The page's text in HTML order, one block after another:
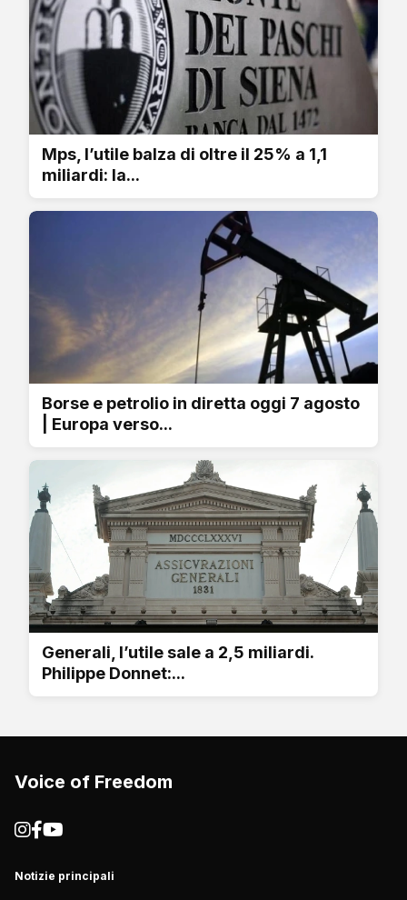
Mps, l’utile balza di oltre il 25% a 1,1
miliardi: la...
Borse e petrolio in diretta oggi 7 agosto
| Europa verso...
Generali, l’utile sale a 2,5 miliardi.
Philippe Donnet:...
Voice of Freedom
Notizie principali